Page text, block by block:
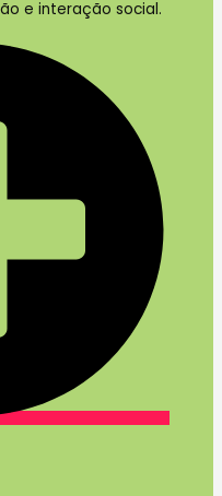
e interação social.